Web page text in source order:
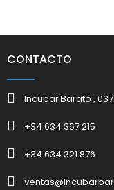
CONTACTO
Incubar Barato ,
+34 634 367 215
+34 634 321 876